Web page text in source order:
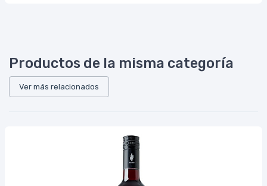
Productos de la misma categoría
Ver más relacionados